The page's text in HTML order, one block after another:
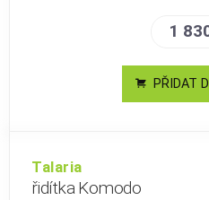
1
PŘIDAT
Talaria
řidítka Komodo